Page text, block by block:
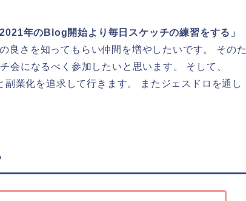
2021年のBlog開始より毎日スケッチの練習をする」
良さを知ってもらい仲間を増やしたいです。 そのた
会になるべく参加したいと思います。 そして、
業化を追求して行きます。 またジェスドロを通し